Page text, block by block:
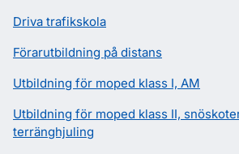
Driva trafikskola
Förarutbildning på distans
Utbildning för moped klass I, AM
Utbildning för moped klass II,
terränghjuling